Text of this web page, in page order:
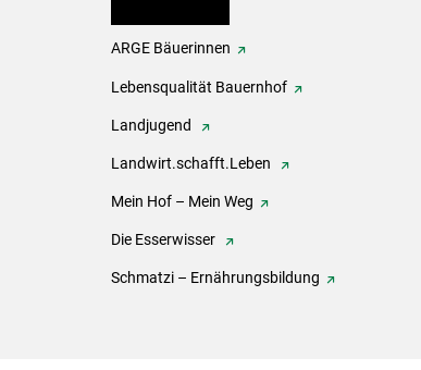
ARGE Bäuerinnen
Lebensqualität Bauernhof
Landjugend
Landwirt.schafft.Leben
Mein Hof – Mein Weg
Die Esserwisser
Schmatzi – Ernährungsbildung